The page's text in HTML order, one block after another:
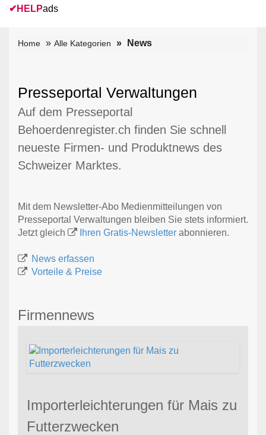
✔ HELPads
Home Alle Kategorien News
Presseportal Verwaltungen
Auf dem Presseportal
Behoerdenregister.ch finden Sie schnell
neueste Firmen- und Produktnews des
Schweizer Marktes.
Mit dem Newsletter-Abo Medienmitteilungen von
Presseportal Verwaltungen bleiben Sie stets informiert.
Jetzt gleich
Ihren Gratis-Newsletter abonnieren.
News erfassen
Vorteile & Preise
Firmennews
Importerleichterungen für Mais zu
Futterzwecken